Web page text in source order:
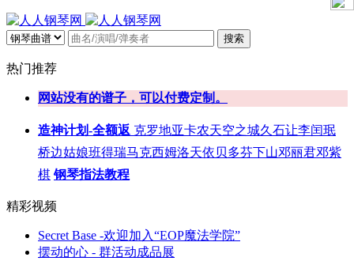
搜索
热门推荐
网站没有的谱子，可以付费定制。
造神计划-全额返 克罗地亚卡农天空之城久石让李闰珉
桥边姑娘班得瑞马克西姆洛天依贝多芬下山邓丽君邓紫
棋 钢琴指法教程
精彩视频
Secret Base -欢迎加入“EOP魔法学院”
摆动的心 - 群活动成品展